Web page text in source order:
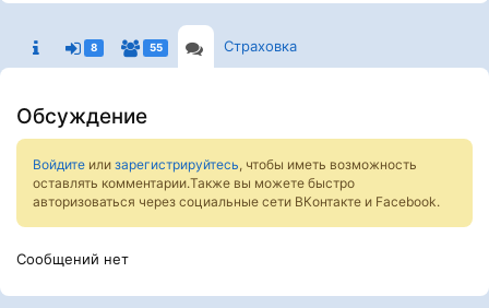
8 55 Страховка
Обсуждение
Войдите или зарегистрируйтесь, чтобы иметь возможность
оставлять комментарии.Также вы можете быстро
авторизоваться через социальные сети ВКонтакте и Facebook.
Сообщений нет